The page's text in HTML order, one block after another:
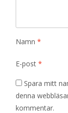
Namn *
E-post *
Spara mitt
denna
kommentar.